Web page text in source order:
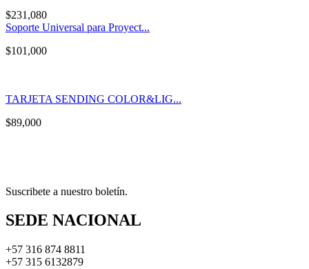
$231,080
Soporte Universal para Proyect...
$101,000
TARJETA SENDING COLOR&LIG...
$89,000
Suscribete a nuestro boletín.
SEDE NACIONAL
+57 316 874 8811
+57 315 6132879